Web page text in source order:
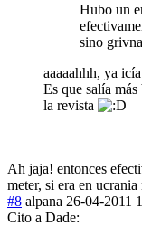
Hubo un
sino
aaaaahhh, ya
Es que salía
la revista
Ah jaja! entonces
meter, si era en
#8 alpana 26-04-2011
Cito a Dade: